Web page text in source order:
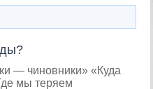
— чиновники» «Куда
мы теряем